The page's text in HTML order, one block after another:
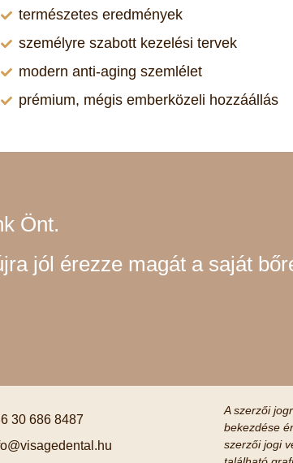
természetes eredmények
személyre szabott kezelési tervek
modern anti-aging szemlélet
prémium, mégis emberközeli hozzáállás
Önt.
jól érezze magát a saját
30 686 8487
A szerzői
bekezdése
szerzői jogi